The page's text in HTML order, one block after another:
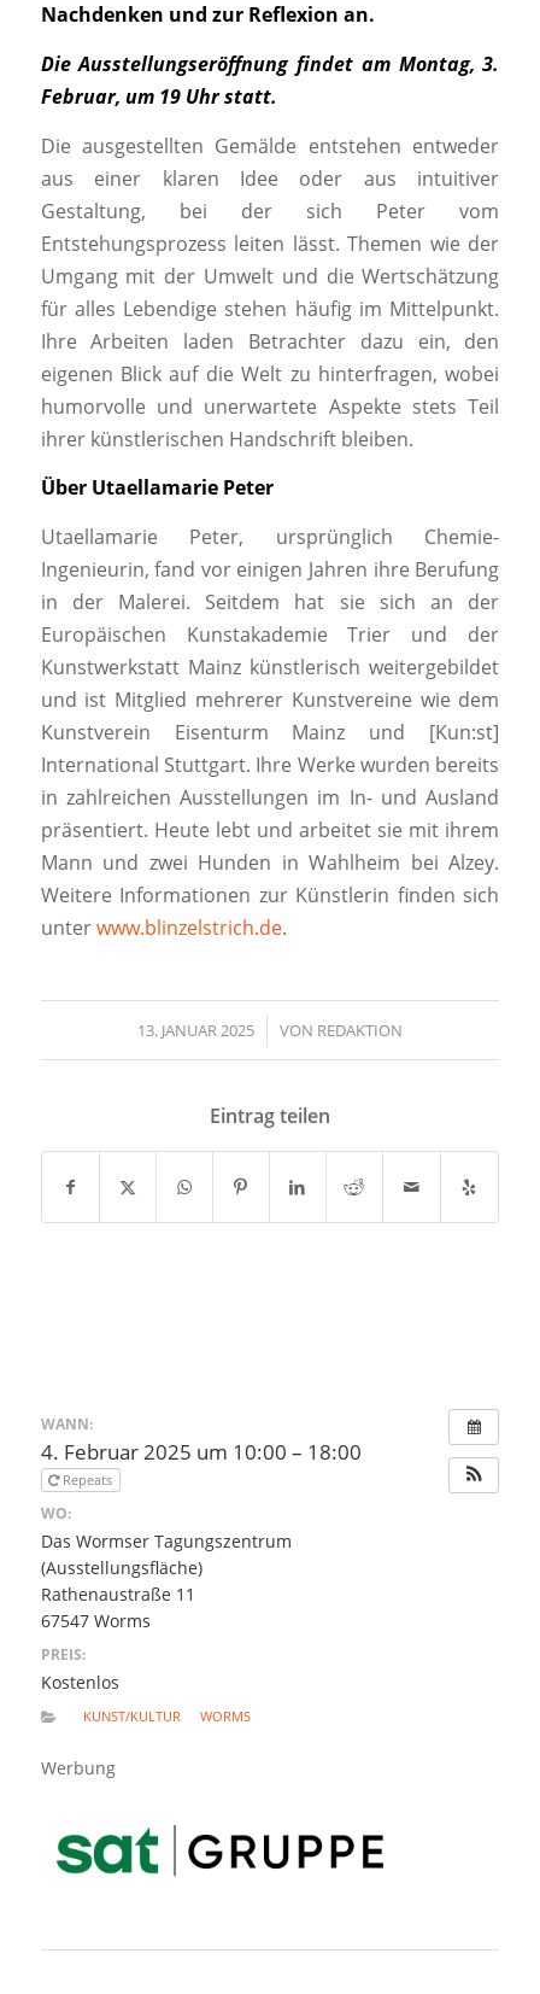
Nachdenken und zur Reflexion an.
Die Ausstellungseröffnung findet am Montag, 3.
Februar, um 19 Uhr statt.
Die ausgestellten Gemälde entstehen entweder
aus einer klaren Idee oder aus intuitiver
Gestaltung, bei der sich Peter vom
Entstehungsprozess leiten lässt. Themen wie der
Umgang mit der Umwelt und die Wertschätzung
für alles Lebendige stehen häufig im Mittelpunkt.
Ihre Arbeiten laden Betrachter dazu ein, den
eigenen Blick auf die Welt zu hinterfragen, wobei
humorvolle und unerwartete Aspekte stets Teil
ihrer künstlerischen Handschrift bleiben.
Über Utaellamarie Peter
Utaellamarie Peter, ursprünglich Chemie-
Ingenieurin, fand vor einigen Jahren ihre Berufung
in der Malerei. Seitdem hat sie sich an der
Europäischen Kunstakademie Trier und der
Kunstwerkstatt Mainz künstlerisch weitergebildet
und ist Mitglied mehrerer Kunstvereine wie dem
Kunstverein Eisenturm Mainz und [Kun:st]
International Stuttgart. Ihre Werke wurden bereits
in zahlreichen Ausstellungen im In- und Ausland
präsentiert. Heute lebt und arbeitet sie mit ihrem
Mann und zwei Hunden in Wahlheim bei Alzey.
Weitere Informationen zur Künstlerin finden sich
unterwww.blinzelstrich.de.
13. JANUAR 2025
/ VON REDAKTION
Eintrag teilen
WANN:
4. Februar 2025 um 10:00 – 18:00
Repeats
WO:
Das Wormser Tagungszentrum
(Ausstellungsfläche)
Rathenaustraße 11
67547 Worms
PREIS:
Kostenlos
KUNST/KULTUR WORMS
Werbung